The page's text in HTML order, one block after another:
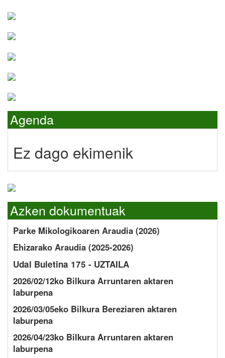
Agenda
Ez dago ekimenik
Azken dokumentuak
Parke Mikologikoaren Araudia (2026)
Ehizarako Araudia (2025-2026)
Udal Buletina 175 - UZTAILA
2026/02/12ko Bilkura Arruntaren aktaren
laburpena
2026/03/05eko Bilkura Bereziaren aktaren
laburpena
2026/04/23ko Bilkura Arruntaren aktaren
laburpena